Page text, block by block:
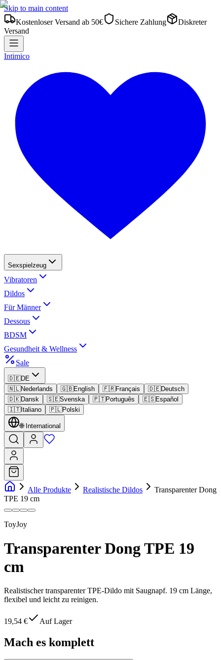
Skip to main content
Kostenloser Versand ab 50€
Sichere Zahlung
Diskreter
Versand
Intimico
Sexspielzeug
Vibratoren
Dildos
Für Männer
Dessous
BDSM
Gesundheit & Wellness
Sale
🇩🇪DE
🇳🇱Nederlands 🇬🇧English 🇫🇷Français 🇩🇪Deutsch
🇩🇰Dansk 🇸🇪Svenska 🇵🇹Português 🇪🇸Español
🇮🇹Italiano 🇵🇱Polski
🌐 International
Alle Produkte Realistische Dildos
Transparenter Dong
TPE 19 cm
ToyJoy
Transparenter Dong TPE 19
cm
Realistischer transparenter TPE-Dildo mit Saugnapf. 19 cm Länge,
flexibel und leicht zu reinigen.
19,54 € Auf Lager
Mach es komplett